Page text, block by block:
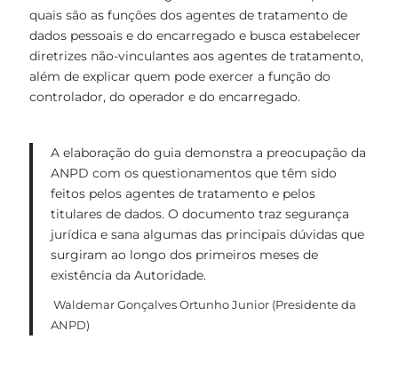
quais são as funções dos agentes de tratamento de
dados pessoais e do encarregado e busca estabelecer
diretrizes não-vinculantes aos agentes de tratamento,
além de explicar quem pode exercer a função do
controlador, do operador e do encarregado.
A elaboração do guia demonstra a preocupação da
ANPD com os questionamentos que têm sido
feitos pelos agentes de tratamento e pelos
titulares de dados. O documento traz segurança
jurídica e sana algumas das principais dúvidas que
surgiram ao longo dos primeiros meses de
existência da Autoridade.
Waldemar Gonçalves Ortunho Junior (Presidente da
ANPD)